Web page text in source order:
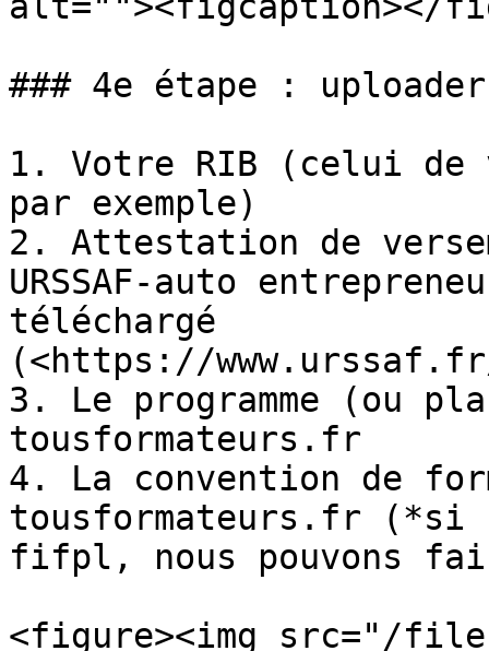
### 4e étape :
1. Votre RIB (celui de
par exemple)
2. Attestation de
URSSAF-auto
téléchargé
(<https://
3. Le programme (ou
tousformateurs.fr
4. La convention de
tousformateurs.fr (*si
fifpl, nous pouvons
<figure><img src="/files/